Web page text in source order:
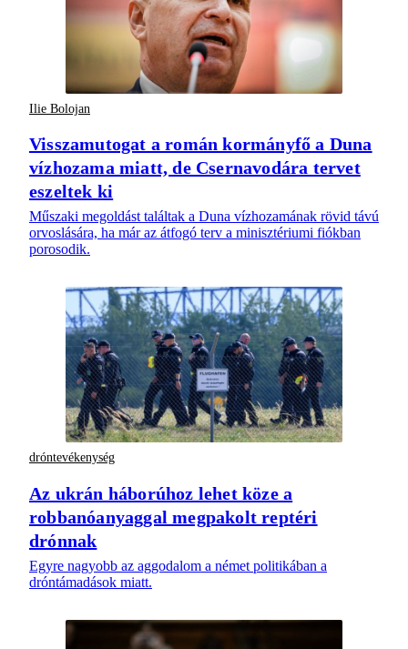
Ilie Bolojan
Visszamutogat a román kormányfő a Duna
vízhozama miatt, de Csernavodára tervet
eszeltek ki
Műszaki megoldást találtak a Duna vízhozamának rövid távú
orvoslására, ha már az átfogó terv a minisztériumi fiókban
porosodik.
dróntevékenység
Az ukrán háborúhoz lehet köze a
robbanóanyaggal megpakolt reptéri
drónnak
Egyre nagyobb az aggodalom a német politikában a
dróntámadások miatt.